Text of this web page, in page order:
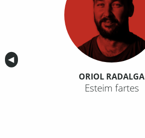
Anterior
◀︎
ORIOL RADALGA
Esteim fartes